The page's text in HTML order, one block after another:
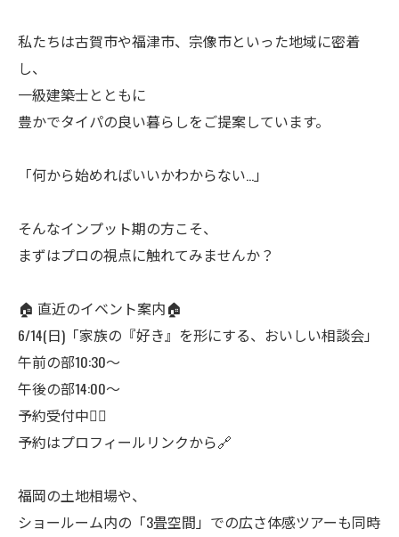
私たちは古賀市や福津市、宗像市といった地域に密着
し、
一級建築士とともに
豊かでタイパの良い暮らしをご提案しています。
「何から始めればいいかわからない…」
そんなインプット期の方こそ、
まずはプロの視点に触れてみませんか？
🏠 直近のイベント案内🏠
6/14(日)「家族の『好き』を形にする、おいしい相談会」
午前の部10:30〜
午後の部14:00〜
予約受付中💁‍♀️
予約はプロフィールリンクから🔗
福岡の土地相場や、
ショールーム内の「3畳空間」での広さ体感ツアーも同時